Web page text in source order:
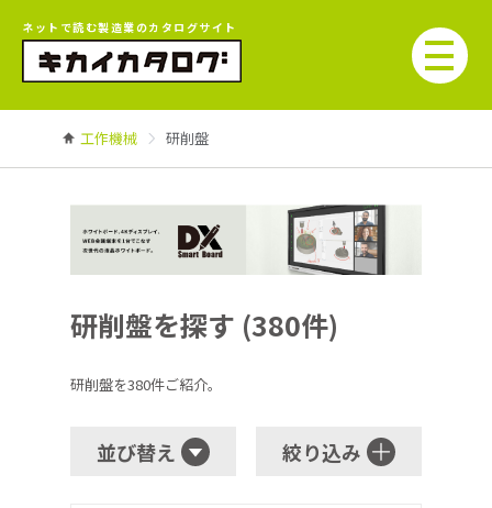
ネットで読む製造業のカタログサイト
工作機械 研削盤
研削盤を探す (380件)
研削盤を380件ご紹介。
並び替え 絞り込み